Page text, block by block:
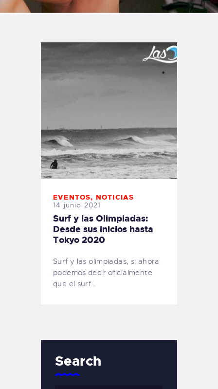
TIENDA FAMILY SURFERS
EVENTOS, NOTICIAS
14 junio 2021
Surf y las Olimpiadas:
Desde sus inicios hasta
Tokyo 2020
Surf y las olimpiadas, si ahora
podemos decir oficialmente
que el surf…
Search